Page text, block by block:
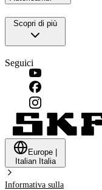
Scopri di più
Seguici
Europe
Italian Italia
Informativa sulla